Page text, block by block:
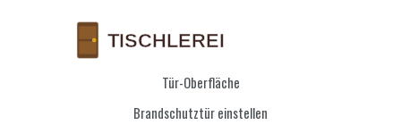
Tür-Oberfläche
Brandschutztür einstellen